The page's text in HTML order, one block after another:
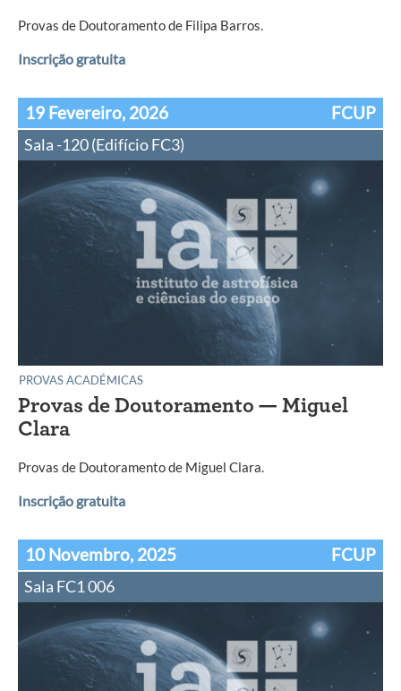
Provas de Doutoramento de Filipa Barros.
Inscrição gratuita
19 Fevereiro, 2026 FCUP
Sala -120 (Edifício FC3)
PROVAS ACADÉMICAS
Provas de Doutoramento — Miguel
Clara
Provas de Doutoramento de Miguel Clara.
Inscrição gratuita
10 Novembro, 2025 FCUP
Sala FC1 006